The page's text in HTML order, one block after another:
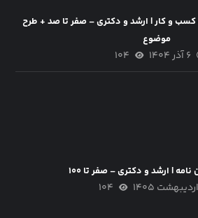
نگارش پروپوزال مدیریت کسب و کار | ارشد و دکتری – صفر تا صد + طرح
موضوع
۶ آذر ۱۴۰۴ ۱۰۴
| ارشد و دکتری – صفر تا ۱۰۰
۱۰۴